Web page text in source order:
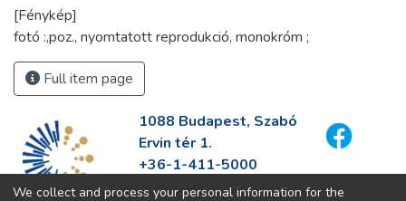
[Fénykép]
fotó :,poz., nyomtatott reprodukció, monokróm ;
Full item page
1088 Budapest, Szabó
Ervin tér 1.
+36-1-411-5000
info@fszek.hu
We collect and process your personal information for the